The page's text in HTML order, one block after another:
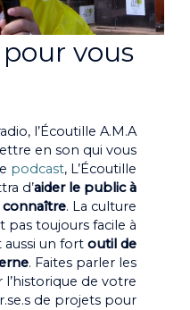
vous
l’Écoutille A.M.A
en son qui vous
podcast, L’Écoutille
d’aider le public à
. La culture
pas toujours facile à
aussi un fort outil de
. Faites parler les
de votre
de projets pour